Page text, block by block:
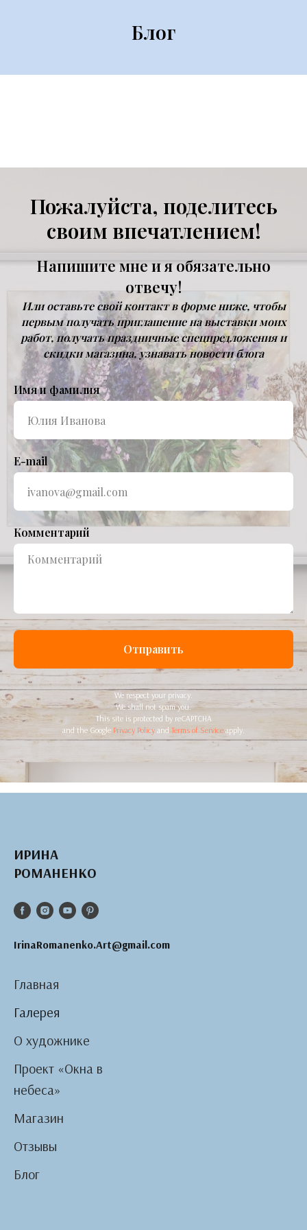
Блог
Пожалуйста, поделитесь
своим впечатлением!
Напишите мне и я обязательно
отвечу!
Или оставьте свой контакт в форме ниже, чтобы
первым получать приглашение на выставки моих
работ, получать праздничные спецпредложения и
скидки магазина, узнавать новости блога
Имя и фамилия
E-mail
Комментарий
Отправить
We respect your privacy.
We shall not spam you.
This site is protected by reCAPTCHA
and the Google Privacy Policy and Terms of Service apply.
ИРИНА
РОМАНЕНКО
IrinaRomanenko.Art@gmail.com
Главная
Галерея
О художнике
Проект «Окна в
небеса»
Магазин
Отзывы
Блог